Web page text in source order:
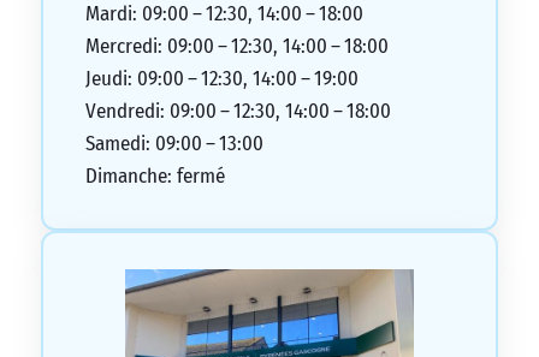
Mardi: 09:00 – 12:30, 14:00 – 18:00
Mercredi: 09:00 – 12:30, 14:00 – 18:00
Jeudi: 09:00 – 12:30, 14:00 – 19:00
Vendredi: 09:00 – 12:30, 14:00 – 18:00
Samedi: 09:00 – 13:00
Dimanche: fermé